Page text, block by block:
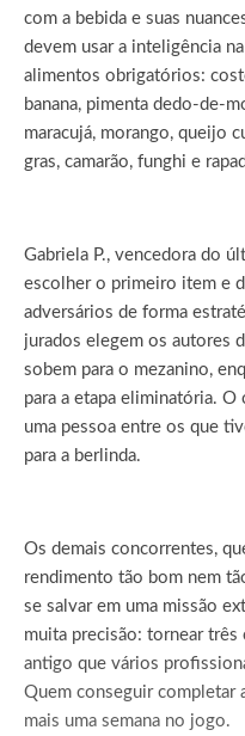
com a bebida e suas
devem usar a inteligência
alimentos obrigatórios:
banana, pimenta dedo-de-
maracujá, morango, queijo
gras, camarão, funghi e
Gabriela P., vencedora do
escolher o primeiro item e
adversários de forma
jurados elegem os autores
sobem para o mezanino,
para a etapa eliminatória. O
uma pessoa entre os que
para a berlinda.
Os demais concorrentes,
rendimento tão bom nem
se salvar em uma missão
muita precisão: tornear
antigo que vários
Quem conseguir completar
mais uma semana no jogo.